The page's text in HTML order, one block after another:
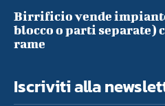
Birrificio vende
blocco o parti separate)
rame
Iscriviti alla